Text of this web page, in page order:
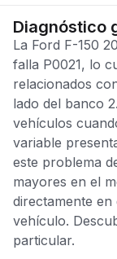
Diagnóstico
La Ford F-150
falla P0021, lo
relacionados
lado del banco
vehículos
variable
este problema
mayores en el
directamente en
vehículo.
particular.